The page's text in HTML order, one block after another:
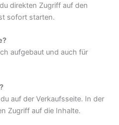
direkten Zugriff auf den
sofort starten.
aufgebaut und auch für
auf der Verkaufsseite. In der
Zugriff auf die Inhalte.